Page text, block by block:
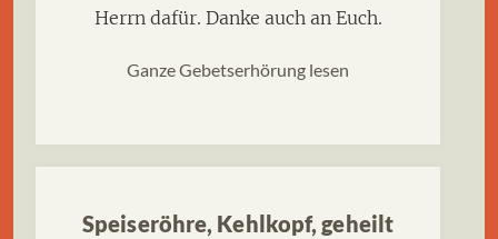
Herrn dafür. Danke auch an Euch.
Ganze Gebetserhörung lesen
Speiseröhre, Kehlkopf, geheilt